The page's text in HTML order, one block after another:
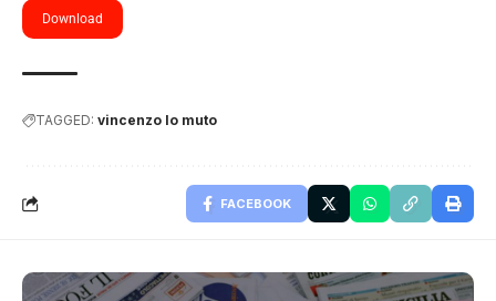
Download
TAGGED: vincenzo lo muto
FACEBOOK